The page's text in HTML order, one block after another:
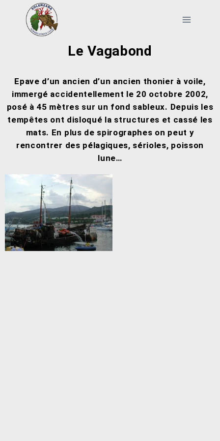
Le Vagabond
Epave d’un ancien d’un ancien thonier à voile,
immergé accidentellement le 20 octobre 2002,
posé à 45 mètres sur un fond sableux. Depuis les
tempêtes ont disloqué la structures et cassé les
mats. En plus de spirographes on peut y
rencontrer des pélagiques, sérioles, poisson
lune…